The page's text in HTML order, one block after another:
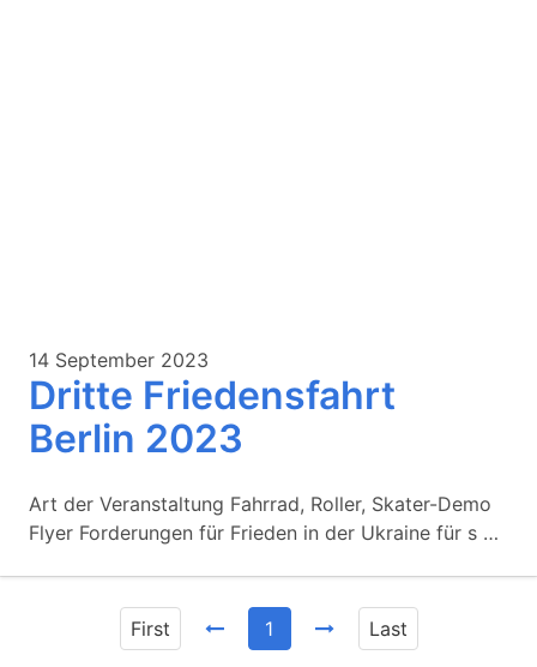
14 September 2023
Dritte Friedensfahrt
Berlin 2023
Art der Veranstaltung Fahrrad, Roller, Skater-Demo
Flyer Forderungen für Frieden in der Ukraine für s …
First 1 Last